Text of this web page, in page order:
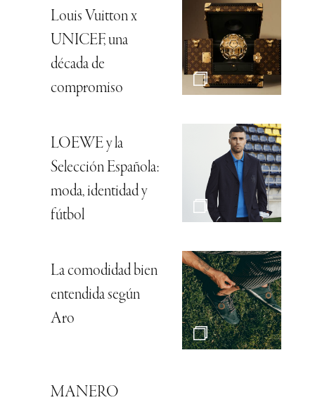
Louis Vuitton x
UNICEF, una
década de
compromiso
LOEWE y la
Selección Española:
moda, identidad y
fútbol
La comodidad bien
entendida según
Aro
MANERO